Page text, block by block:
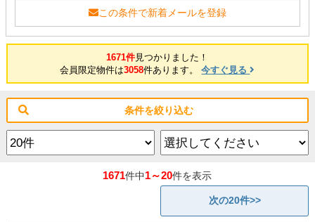
この条件で新着メールを登録
1671件見つかりました！
会員限定物件は3058件あります。今すぐ見る
条件を絞り込む
1671件中1～20件を表示
次の20件>>